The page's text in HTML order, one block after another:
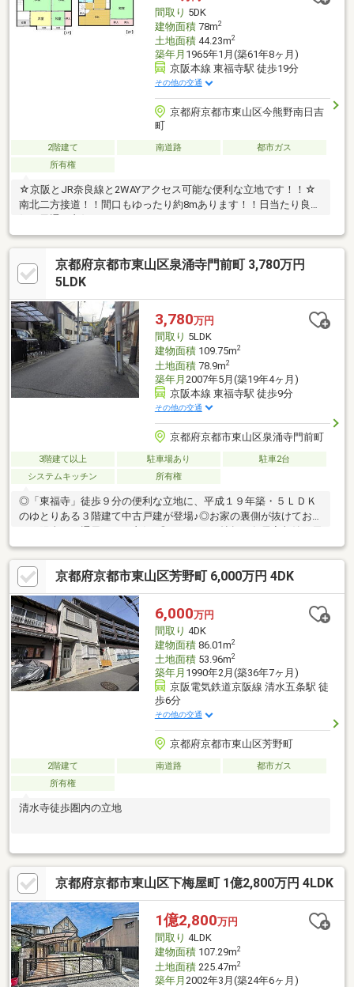
エストお送りください♪
間取り 5DK
建物面積78m2
土地面積44.23m2
築年月 1965年1月(築61年8ヶ月)
京阪本線 東福寺駅 徒歩19分
その他の交通
京都府京都市東山区今熊野南日吉
町
2階建て 南道路
都市ガス
所有権
☆京阪とJR奈良線と2WAYアクセス可能な便利な立地です！！☆
南北二方接道！！間口もゆったり約8mあります！！日当たり良
京都府京都市東山区泉涌寺門前町 3,780万円
5LDK
3,780万円
間取り 5LDK
建物面積109.75m2
土地面積78.9m2
築年月 2007年5月(築19年4ヶ月)
京阪本線 東福寺駅 徒歩9分
その他の交通
京都府京都市東山区泉涌寺門前町
3階建て以上 駐車場あり
駐車2台
システムキッチン
所有権
◎「東福寺」徒歩９分の便利な立地に、平成１９年築・５ＬＤＫ
のゆとりある３階建て中古戸建が登場♪◎お家の裏側が抜けてお
井収納庫など“収納力の高い住まい”です。◎会話が弾む対面キッ
チンで家族時間も豊かに♪◎前面道路約５ｍで駐車もスムーズ♪◎
東山泉小中学校まで徒歩１０分以内で子育て世代も安心♪◎フレス
コ今熊野店徒歩３分、病院・金融機関も近く生活利便性も良好♪◎
空家につきいつでも内覧可能。
京都府京都市東山区芳野町 6,000万円 4DK
6,000万円
間取り 4DK
建物面積86.01m2
土地面積53.96m2
築年月 1990年2月(築36年7ヶ月)
京阪電気鉄道京阪線 清水五条駅 徒
歩6分
その他の交通
京都府京都市東山区芳野町
2階建て 南道路
都市ガス
所有権
清水寺徒歩圏内の立地
京都府京都市東山区下梅屋町 1億2,800万円 4LDK
1億2,800万円
間取り 4LDK
建物面積107.29m2
土地面積225.47m2
築年月 2002年3月(築24年6ヶ月)